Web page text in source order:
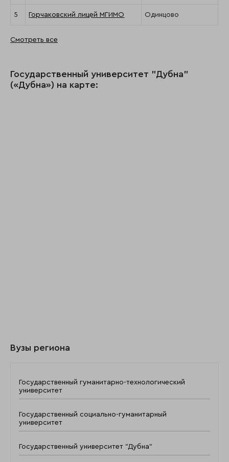
5 Горчаковский лицей МГИМО Одинцово
Смотреть все
Государственный университет "Дубна"
(«Дубна») на карте:
Вузы региона
Государственный гуманитарно-технологический
университет
Государственный социально-гуманитарный
университет
Государственный университет "Дубна"